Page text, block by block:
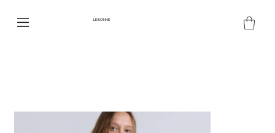
LE BONNE